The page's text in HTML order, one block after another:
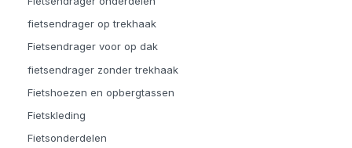
fietsendrager op trekhaak
Fietsendrager voor op dak
fietsendrager zonder trekhaak
Fietshoezen en opbergtassen
Fietskleding
Fietsonderdelen